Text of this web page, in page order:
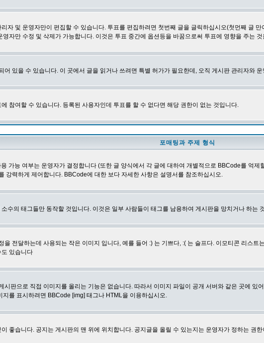
자 및 운영자만이 편집할 수 있습니다. 투표를 편집하려면 첫번째 글을 글릭하십시오(첫먼째 글
자만 수정 및 삭제가 가능합니다. 이것은 투표 중간에 옵션등을 바꿈으로써 투표에 영향을 주는
어 있을 수 있습니다. 이 곳에서 글을 읽거나 쓰려면 특별 허가가 필요한데, 오직 게시판 관리자와
참여할 수 있습니다. 등록된 사용자인데 투표를 할 수 없다면 해당 권한이 없는 것입니다.
포매팅과 주제 형식
가능 여부는 운영자가 결정합니다 (또한 글 양식에서 각 글에 대하여 개별적으로 BBCode를 억
강력하게 제어합니다. BBCode에 대한 보다 자세한 사항은 설명서를 참조하십시오.
수의 태그들만 동작할 것입니다. 이것은 일부 사람들이 태그를 남용하여 게시판을 망치거나 하는
전달하는데 사용되는 작은 이미지 입니다, 예를 들어 :) 는 기쁘다, :( 는 슬프다. 이모티콘 리스
있습니다
시판으로 직접 이미지를 올리는 기능은 없습니다. 따라서 이미지 파일이 공개 서버와 같은 곳에
를 표시하려면 BBCode [img] 태그나 HTML을 이용하십시오.
좋습니다. 공지는 게시판의 맨 위에 위치합니다. 공지글을 올릴 수 있는지는 운영자가 정하는 권